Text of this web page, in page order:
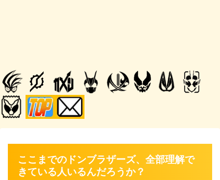
ここまでのドンブラザーズ、全部理解で
きている人いるんだろうか？